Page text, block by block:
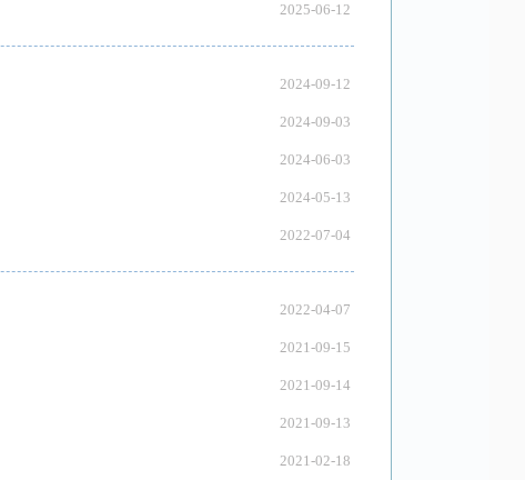
2025-06-12
2024-09-12
2024-09-03
2024-06-03
2024-05-13
2022-07-04
2022-04-07
2021-09-15
2021-09-14
2021-09-13
2021-02-18